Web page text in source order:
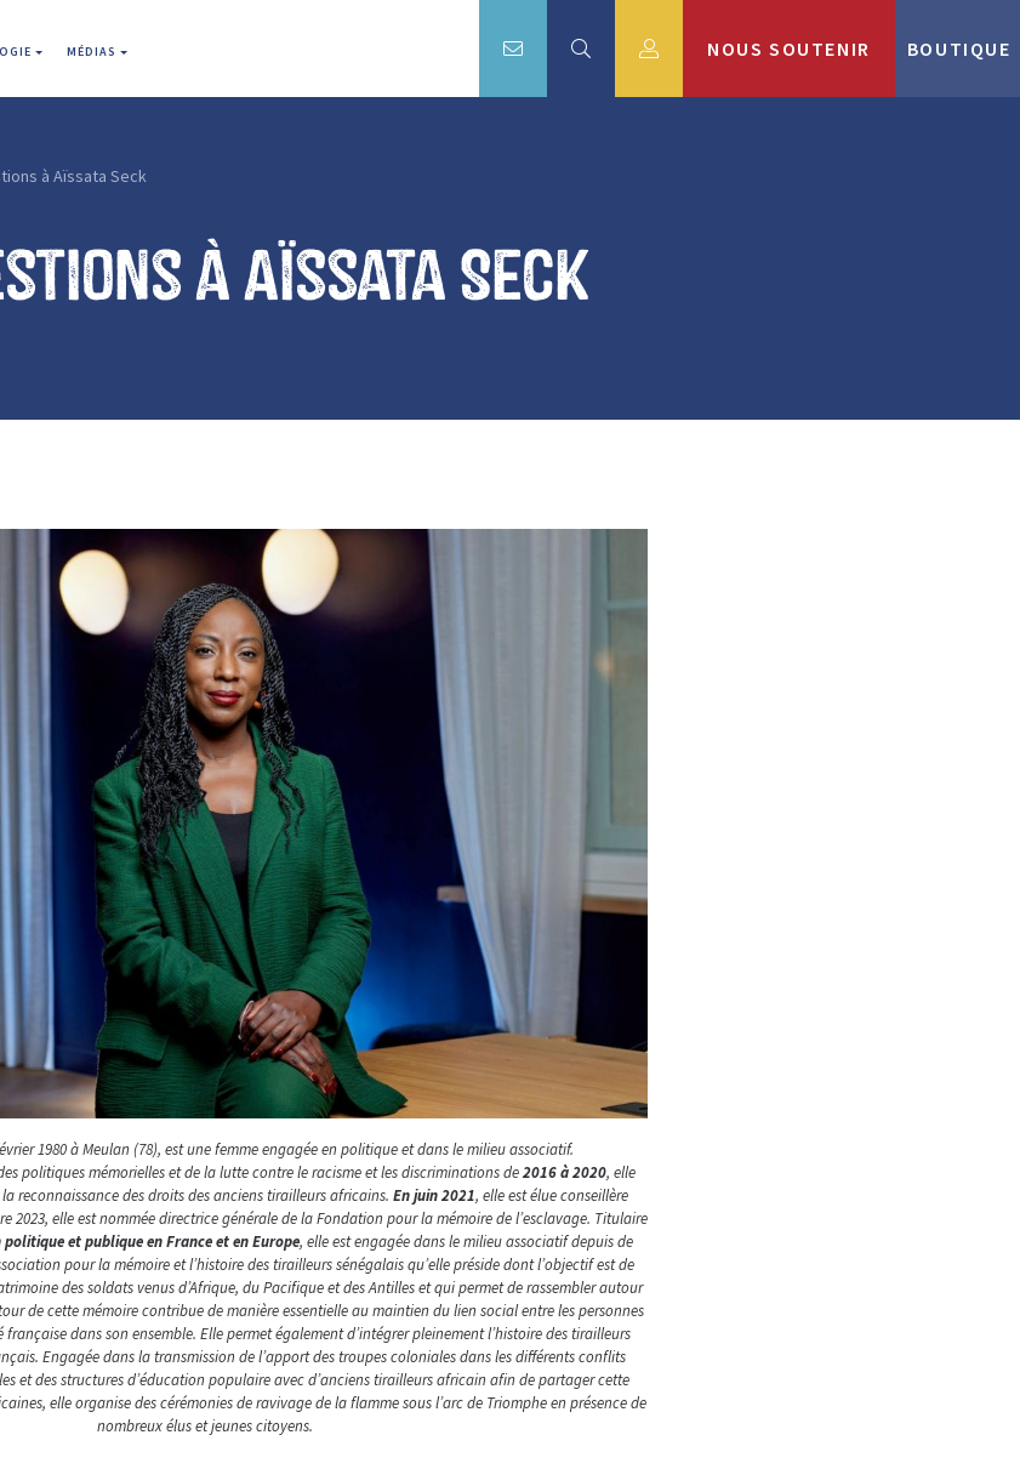
MÉDIAS NOUS SOUTENIR BOUTIQUE
à Aïssata Seck
à Aïssata Seck
1980 à Meulan (78), est une femme engagée en politique et dans le milieu associatif.
politiques mémorielles et de la lutte contre le racisme et les discriminations de2016 à 2020, elle
reconnaissance des droits des anciens tirailleurs africains. En juin 2021, elle est élue conseillère
2023, elle est nommée directrice générale de la Fondation pour la mémoire de l’esclavage. Titulaire
et publique en France et en Europe, elle est engagée dans le milieu associatif depuis de
pour la mémoire et l’histoire des tirailleurs sénégalais qu’elle préside dont l’objectif est de
des soldats venus d’Afrique, du Pacifique et des Antilles et qui permet de rassembler autour
de cette mémoire contribue de manière essentielle au maintien du lien social entre les personnes
dans son ensemble. Elle permet également d’intégrer pleinement l’histoire des tirailleurs
Engagée dans la transmission de l’apport des troupes coloniales dans les différents conflits
et des structures d’éducation populaire avec d’anciens tirailleurs africain afin de partager cette
elle organise des cérémonies de ravivage de la flamme sous l’arc de Triomphe en présence de
nombreux élus et jeunes citoyens.